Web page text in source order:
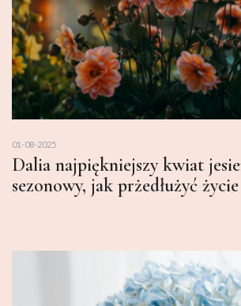
01-08-2025
Dalia najpiękniejszy kwiat
sezonowy, jak prżedłużyć